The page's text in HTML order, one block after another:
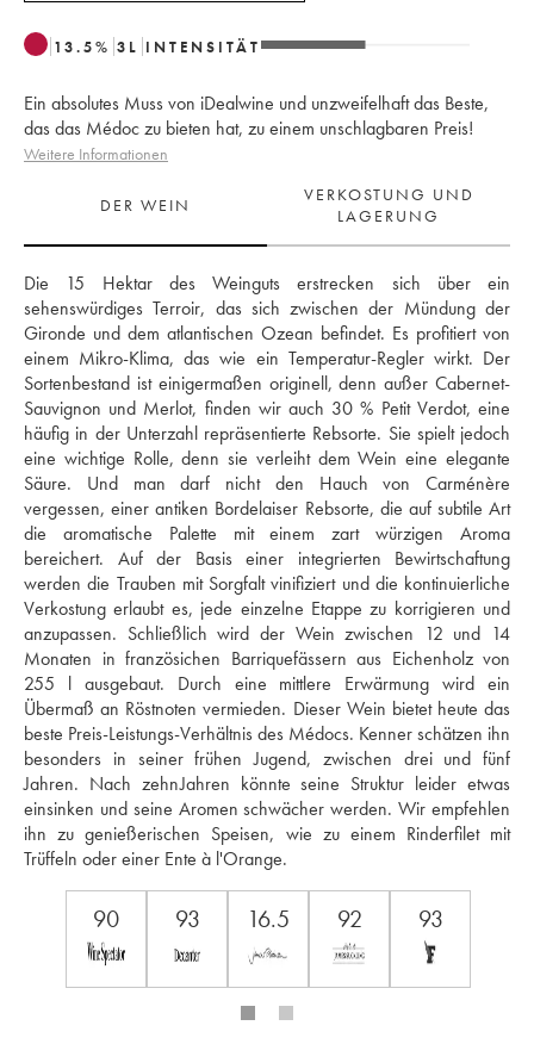
13.5% 3 L INTENSITÄT
Ein absolutes Muss von iDealwine und unzweifelhaft das Beste,
das das Médoc zu bieten hat, zu einem unschlagbaren Preis!
Weitere Informationen
DER WEIN
VERKOSTUNG UND
LAGERUNG
Die 15 Hektar des Weinguts erstrecken sich über ein
sehenswürdiges Terroir, das sich zwischen der Mündung der
Gironde und dem atlantischen Ozean befindet. Es profitiert von
einem Mikro-Klima, das wie ein Temperatur-Regler wirkt. Der
Sortenbestand ist einigermaßen originell, denn außer Cabernet-
Sauvignon und Merlot, finden wir auch 30 % Petit Verdot, eine
häufig in der Unterzahl repräsentierte Rebsorte. Sie spielt jedoch
eine wichtige Rolle, denn sie verleiht dem Wein eine elegante
Säure. Und man darf nicht den Hauch von Carménère
vergessen, einer antiken Bordelaiser Rebsorte, die auf subtile Art
die aromatische Palette mit einem zart würzigen Aroma
bereichert. Auf der Basis einer integrierten Bewirtschaftung
werden die Trauben mit Sorgfalt vinifiziert und die kontinuierliche
Verkostung erlaubt es, jede einzelne Etappe zu korrigieren und
anzupassen. Schließlich wird der Wein zwischen 12 und 14
Monaten in französichen Barriquefässern aus Eichenholz von
255 l ausgebaut. Durch eine mittlere Erwärmung wird ein
Übermaß an Röstnoten vermieden. Dieser Wein bietet heute das
beste Preis-Leistungs-Verhältnis des Médocs. Kenner schätzen ihn
besonders in seiner frühen Jugend, zwischen drei und fünf
Jahren. Nach zehnJahren könnte seine Struktur leider etwas
einsinken und seine Aromen schwächer werden. Wir empfehlen
ihn zu genießerischen Speisen, wie zu einem Rinderfilet mit
Trüffeln oder einer Ente à l'Orange.
90 93 16.5 92 93